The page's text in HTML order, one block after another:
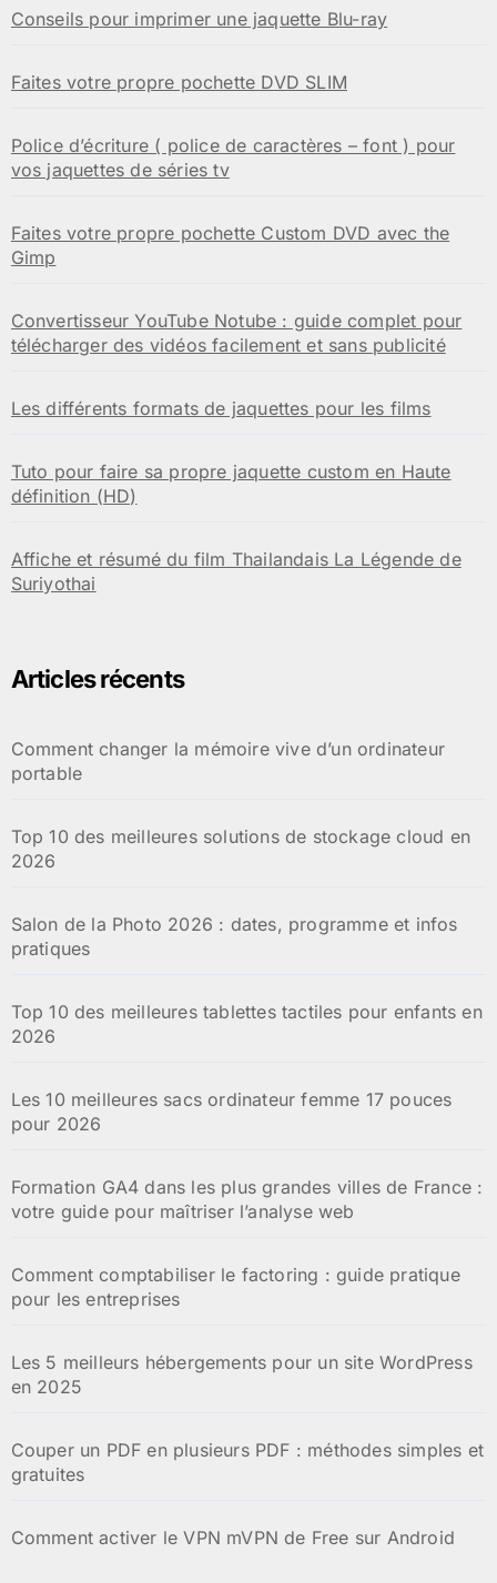
Conseils pour imprimer une jaquette Blu-ray
Faites votre propre pochette DVD SLIM
Police d’écriture ( police de caractères – font ) pour
vos jaquettes de séries tv
Faites votre propre pochette Custom DVD avec the
Gimp
Convertisseur YouTube Notube : guide complet pour
télécharger des vidéos facilement et sans publicité
Les différents formats de jaquettes pour les films
Tuto pour faire sa propre jaquette custom en Haute
définition (HD)
Affiche et résumé du film Thailandais La Légende de
Suriyothai
Articles récents
Comment changer la mémoire vive d’un ordinateur
portable
Top 10 des meilleures solutions de stockage cloud en
2026
Salon de la Photo 2026 : dates, programme et infos
pratiques
Top 10 des meilleures tablettes tactiles pour enfants en
2026
Les 10 meilleures sacs ordinateur femme 17 pouces
pour 2026
Formation GA4 dans les plus grandes villes de France :
votre guide pour maîtriser l’analyse web
Comment comptabiliser le factoring : guide pratique
pour les entreprises
Les 5 meilleurs hébergements pour un site WordPress
en 2025
Couper un PDF en plusieurs PDF : méthodes simples et
gratuites
Comment activer le VPN mVPN de Free sur Android